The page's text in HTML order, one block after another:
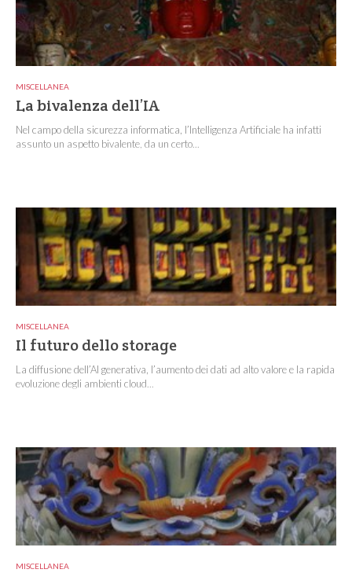
MISCELLANEA
La bivalenza dell’IA
Nel campo della sicurezza informatica, l’Intelligenza Artificiale ha infatti
assunto un aspetto bivalente, da un certo...
MISCELLANEA
Il futuro dello storage
La diffusione dell’AI generativa, l’aumento dei dati ad alto valore e la rapida
evoluzione degli ambienti cloud...
MISCELLANEA